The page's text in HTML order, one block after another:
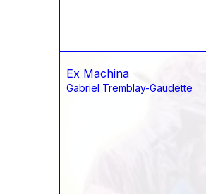
Ex Machina
Gabriel Tremblay-Gaudette